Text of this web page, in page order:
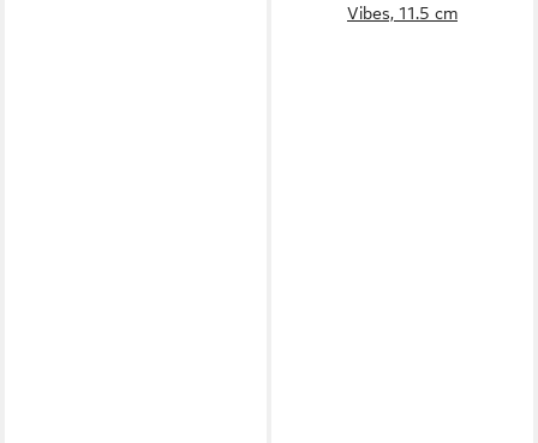
Vibes, 11.5 cm